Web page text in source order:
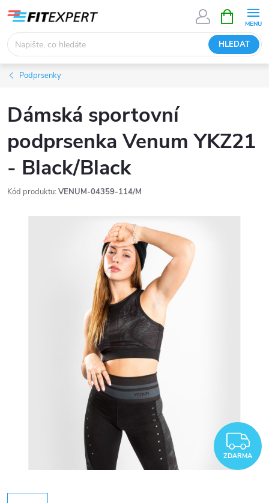
obsah
HLEDAT
NÁKUPNÍ
KOŠÍK
Podprsenky
Dámská sportovní
podprsenka Venum YKZ21
- Black/Black
Kód produktu: VENUM-04359-114/M
ZDARMA